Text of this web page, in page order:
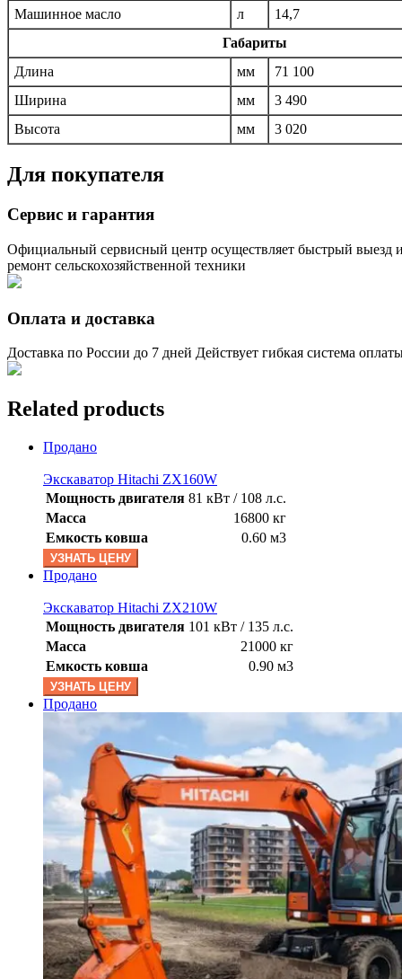
Машинное масло
л
14,7
Габариты
Длина
мм
71 100
Ширина
мм
3 490
Высота
мм 3 020
Для покупателя
Сервис и гарантия
Официальный сервисный центр осуществляет быстрый выезд
ремонт сельскохозяйственной техники
Оплата и доставка
Доставка по России до 7 дней Действует гибкая система
Related products
Продано
Экскаватор Hitachi ZX160W
Мощность двигателя 81 кВт / 108 л.с.
Масса
16800 кг
Емкость ковша
0.60 м3
УЗНАТЬ ЦЕНУ
Продано
Экскаватор Hitachi ZX210W
Мощность двигателя 101 кВт / 135 л.с.
Масса
21000 кг
Емкость ковша
0.90 м3
УЗНАТЬ ЦЕНУ
Продано